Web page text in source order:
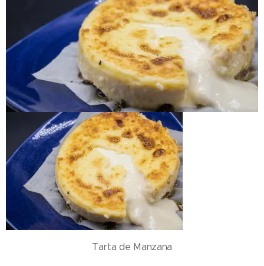
Tarta de Manzana